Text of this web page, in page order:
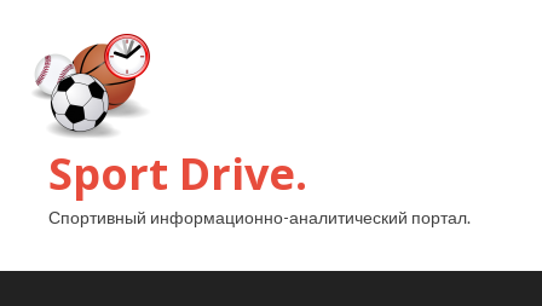
Sport Drive.
Спортивный информационно-аналитический портал.